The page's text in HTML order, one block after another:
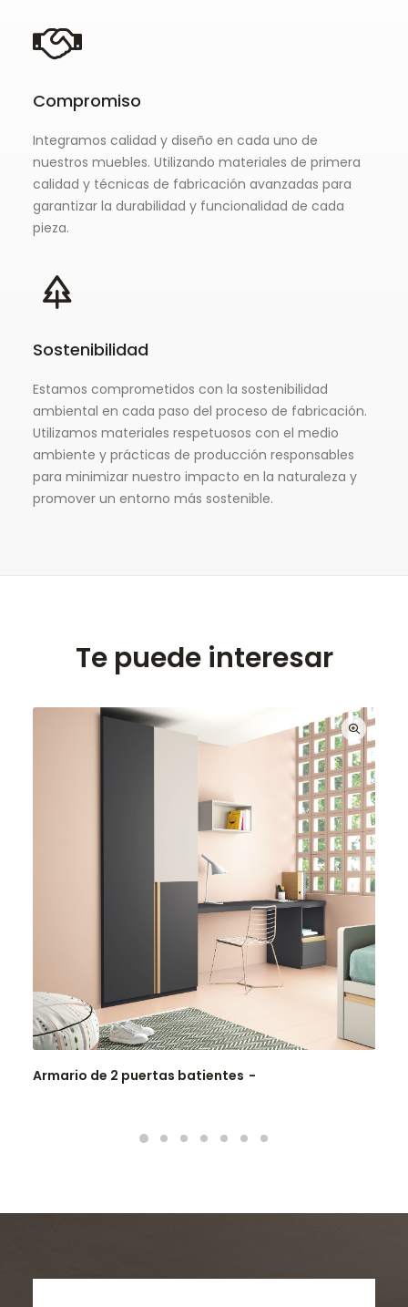
Compromiso
Integramos calidad y diseño en cada uno de
nuestros muebles. Utilizando materiales de primera
calidad y técnicas de fabricación avanzadas para
garantizar la durabilidad y funcionalidad de cada
pieza.
Sostenibilidad
Estamos comprometidos con la sostenibilidad
ambiental en cada paso del proceso de fabricación.
Utilizamos materiales respetuosos con el medio
ambiente y prácticas de producción responsables
para minimizar nuestro impacto en la naturaleza y
promover un entorno más sostenible.
Te puede interesar
Armario de 2 puertas batientes